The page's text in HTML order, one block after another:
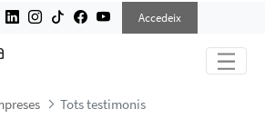
Accedeix
Tots testimonis